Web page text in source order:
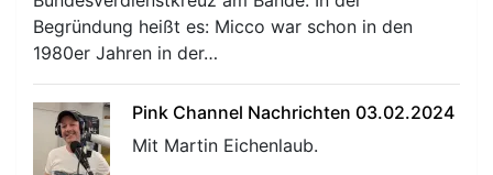
Begründung heißt es: Micco war schon in den
1980er Jahren in der…
Pink Channel Nachrichten 03.02.2024
Mit Martin Eichenlaub.